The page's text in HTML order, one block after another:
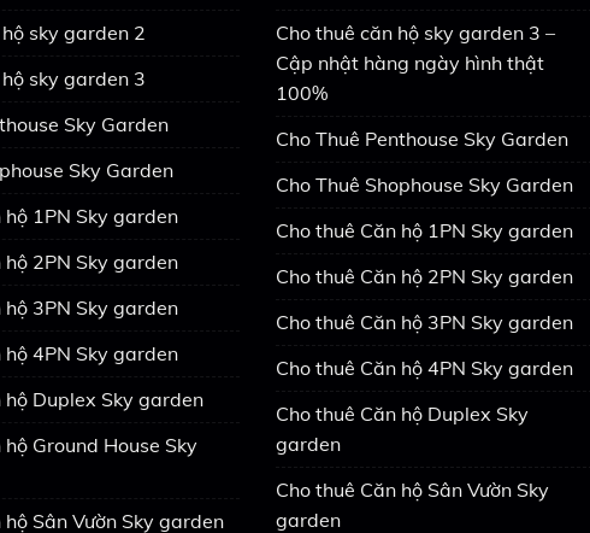
sky garden 2
sky garden 3
Sky Garden
Sky Garden
hộ 1PN Sky garden
hộ 2PN Sky garden
hộ 3PN Sky garden
hộ 4PN Sky garden
hộ Duplex Sky garden
hộ Ground House Sky
hộ Sân Vườn Sky garden
Cho thuê căn hộ sky garden 3 –
Cập nhật hàng ngày hình thật
100%
Cho Thuê Penthouse Sky Garden
Cho Thuê Shophouse Sky Garden
Cho thuê Căn hộ 1PN Sky garden
Cho thuê Căn hộ 2PN Sky garden
Cho thuê Căn hộ 3PN Sky garden
Cho thuê Căn hộ 4PN Sky garden
Cho thuê Căn hộ Duplex Sky
garden
Cho thuê Căn hộ Sân Vườn Sky
garden